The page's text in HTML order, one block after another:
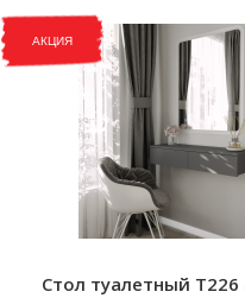
Матеріал ніжок:
Матеріал стільниці:
Виробник:
Морели
Комплектація: Без надстройки
Розмір стільниці:
31х100 см.
АКЦИЯ
Стол туалетный Т226